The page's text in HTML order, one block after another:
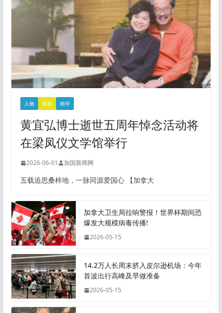
人物 最新 精华
黄宜弘博士逝世五周年悼念活动将
在梁凤仪文学馆举行
2026-06-01 加国新闻网
五载追思桑梓地，一脉同源爱国心 【加拿大
加拿大卫生局拉响警报！世界杯期间恐
爆发大规模病毒传播!
2026-05-15
14.2万人长周末挤入皮尔逊机场：今年
首波出行高峰及早做准备
2026-05-15